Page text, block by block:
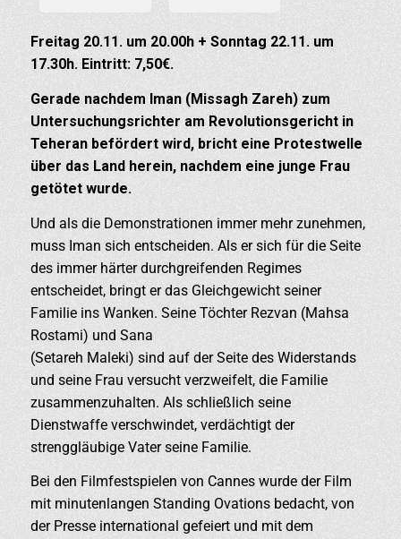
Freitag 20.11. um 20.00h + Sonntag 22.11. um
17.30h. Eintritt: 7,50€.
Gerade nachdem Iman (Missagh Zareh) zum
Untersuchungsrichter am Revolutionsgericht in
Teheran befördert wird, bricht eine Protestwelle
über das Land herein, nachdem eine junge Frau
getötet wurde.
Und als die Demonstrationen immer mehr zunehmen,
muss Iman sich entscheiden. Als er sich für die Seite
des immer härter durchgreifenden Regimes
entscheidet, bringt er das Gleichgewicht seiner
Familie ins Wanken. Seine Töchter Rezvan (Mahsa
Rostami) und Sana
(Setareh Maleki) sind auf der Seite des Widerstands
und seine Frau versucht verzweifelt, die Familie
zusammenzuhalten. Als schließlich seine
Dienstwaffe verschwindet, verdächtigt der
strenggläubige Vater seine Familie.
Bei den Filmfestspielen von Cannes wurde der Film
mit minutenlangen Standing Ovations bedacht, von
der Presse international gefeiert und mit dem